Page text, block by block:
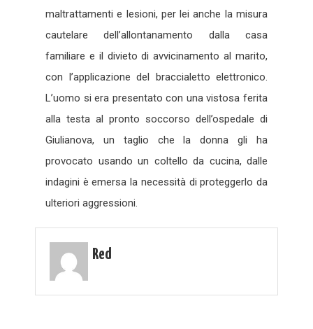
maltrattamenti e lesioni, per lei anche la misura
cautelare dell’allontanamento dalla casa
familiare e il divieto di avvicinamento al marito,
con l’applicazione del braccialetto elettronico.
L’uomo si era presentato con una vistosa ferita
alla testa al pronto soccorso dell’ospedale di
Giulianova, un taglio che la donna gli ha
provocato usando un coltello da cucina, dalle
indagini è emersa la necessità di proteggerlo da
ulteriori aggressioni.
Red